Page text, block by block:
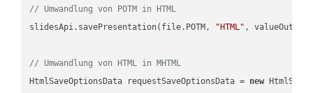
// Umwandlung von POTM in HTML
slidesApi.savePresentation(file.POTM,
"HTML" ,
// Umwandlung von HTML in MHTML
HtmlSaveOptionsData requestSaveOptionsData = new